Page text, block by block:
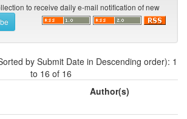
to receive daily e-mail notification of new
by Submit Date in Descending order): 1
to 16 of 16
Author(s)